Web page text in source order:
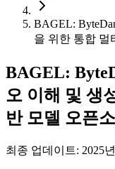
BAGEL:
을 위한 통합 멀
BAGEL:
오 이해 및 생
반 모델 오픈
최종 업데이트: 2025